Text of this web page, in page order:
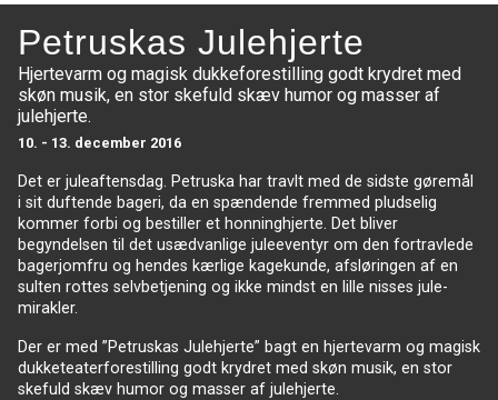
Petruskas Julehjerte
Hjertevarm og magisk dukkeforestilling godt krydret med
skøn musik, en stor skefuld skæv humor og masser af
julehjerte.
10. - 13. december 2016
Det er juleaftensdag. Petruska har travlt med de sidste gøremål
i sit duftende bageri, da en spændende fremmed pludselig
kommer forbi og bestiller et honninghjerte. Det bliver
begyndelsen til det usædvanlige juleeventyr om den fortravlede
bagerjomfru og hendes kærlige kagekunde, afsløringen af en
sulten rottes selvbetjening og ikke mindst en lille nisses jule-
mirakler.
Der er med ”Petruskas Julehjerte” bagt en hjertevarm og magisk
dukketeaterforestilling godt krydret med skøn musik, en stor
skefuld skæv humor og masser af julehjerte.